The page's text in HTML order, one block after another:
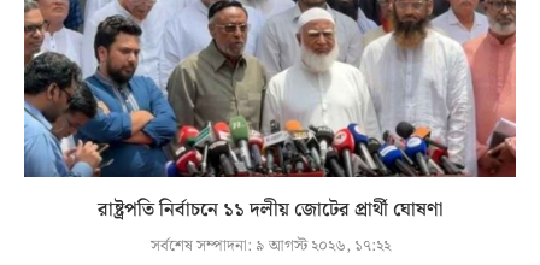
রাষ্ট্রপতি নির্বাচনে ১১ দলীয় জোটের প্রার্থী ঘোষণা
সর্বশেষ সম্পাদনা: ৯ আগস্ট ২০২৬, ১৭:২২